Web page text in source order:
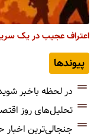
اعتراف عجیب در یک
پیوندها
در لحظه باخبر
تحلیل‌های روز
جنجالی‌ترین اخبار